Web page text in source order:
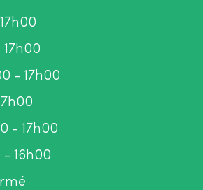
- 17h00
- 17h00
16h00